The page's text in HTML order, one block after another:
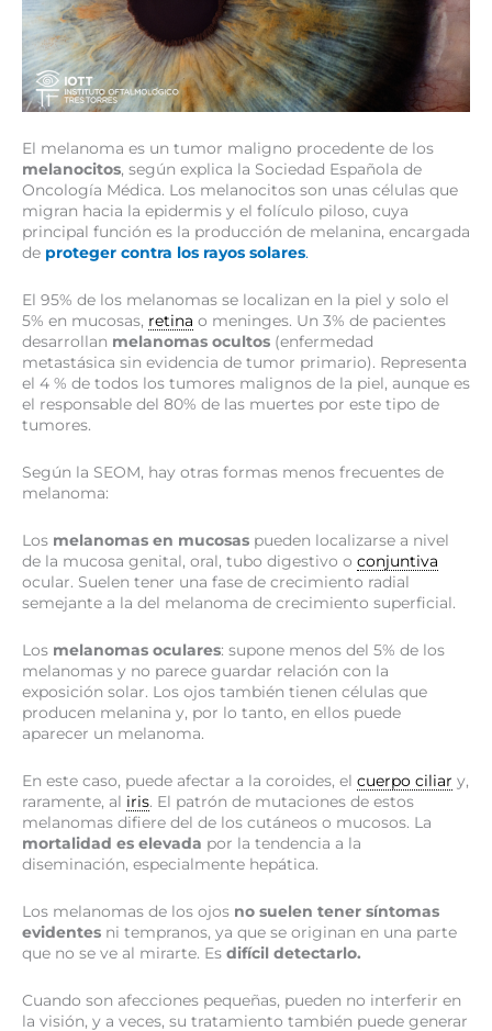
El melanoma es un tumor maligno procedente de los
melanocitos, según explica la Sociedad Española de
Oncología Médica. Los melanocitos son unas células que
migran hacia la epidermis y el folículo piloso, cuya
principal función es la producción de melanina​, encargada
de proteger contra los rayos solares.
El 95% de los melanomas se localizan en la piel y solo el
5% en mucosas, retina o meninges. Un 3% de pacientes
desarrollan melanomas ocultos (enfermedad
metastásica sin evidencia de tumor primario). Representa
el 4 % de todos los tumores malignos de la piel, aunque es
el responsable del 80% de las muertes por este tipo de
tumores.
Según la SEOM, hay otras formas menos frecuentes de
melanoma:
Los melanomas en mucosas pueden localizarse a nivel
de la mucosa genital, oral, tubo digestivo o conjuntiva
ocular. Suelen tener una fase de crecimiento radial
semejante a la del melanoma de crecimiento superficial.
Los melanomas oculares: supone menos del 5% de los
melanomas y no parece guardar relación con la
exposición solar. Los ojos también tienen células que
producen melanina y, por lo tanto, en ellos puede
aparecer un melanoma.
En este caso, puede afectar a la coroides, el cuerpo ciliar y,
raramente, al iris. El patrón de mutaciones de estos
melanomas difiere del de los cutáneos o mucosos. La
mortalidad es elevada por la tendencia a la
diseminación, especialmente hepática.
Los melanomas de los ojos no suelen tener síntomas
evidentes ni tempranos, ya que se originan en una parte
que no se ve al mirarte. Es difícil detectarlo.
Cuando son afecciones pequeñas, pueden no interferir en
la visión, y a veces, su tratamiento también puede generar